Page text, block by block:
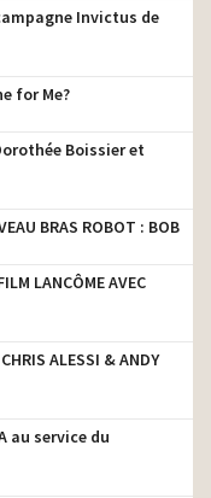
Invictus de
for Me?
Boissier et
BRAS ROBOT : BOB
LANCÔME AVEC
ALESSI & ANDY
au service du